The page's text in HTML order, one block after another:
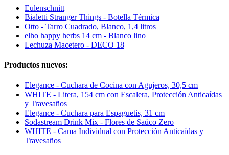
Eulenschnitt
Bialetti Stranger Things - Botella Térmica
Otto - Tarro Cuadrado, Blanco, 1,4 litros
elho happy herbs 14 cm - Blanco lino
Lechuza Macetero - DECO 18
Productos nuevos:
Elegance - Cuchara de Cocina con Agujeros, 30,5 cm
WHITE - Litera, 154 cm con Escalera, Protección Anticaídas
y Travesaños
Elegance - Cuchara para Espaguetis, 31 cm
Sodastream Drink Mix - Flores de Saúco Zero
WHITE - Cama Individual con Protección Anticaídas y
Travesaños